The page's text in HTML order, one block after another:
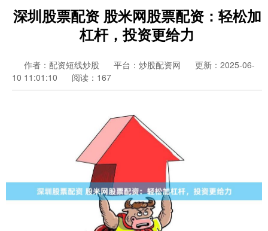
深圳股票配资 股米网股票配资：轻松加
杠杆，投资更给力
作者：配资短线炒股 平台：炒股配资网
更新：2025-06-
10 11:01:10
阅读：167